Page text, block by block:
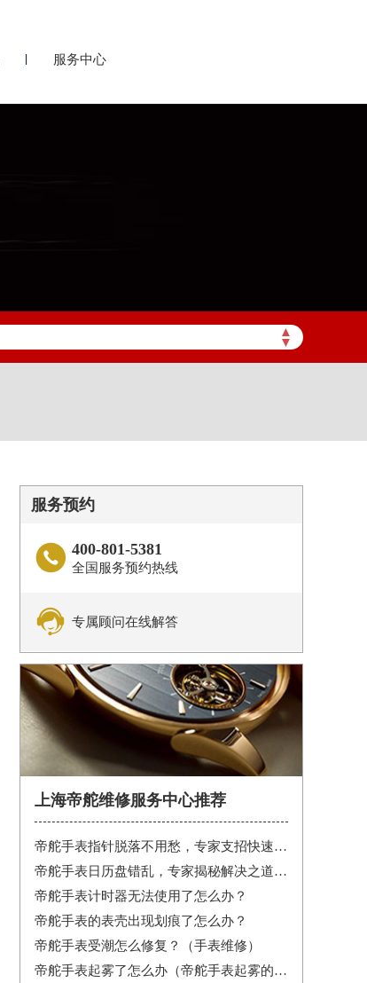
服务中心
▲
▼
服务预约
 400-801-5381
全国服务预约热线
 专属顾问在线解答
上海帝舵维修服务中心推荐
帝舵手表指针脱落不用愁，专家支招快速修复指南
帝舵手表日历盘错乱，专家揭秘解决之道，让你轻松应对
帝舵手表计时器无法使用了怎么办？
帝舵手表的表壳出现划痕了怎么办？
帝舵手表受潮怎么修复？（手表维修）
帝舵手表起雾了怎么办（帝舵手表起雾的解决方法）